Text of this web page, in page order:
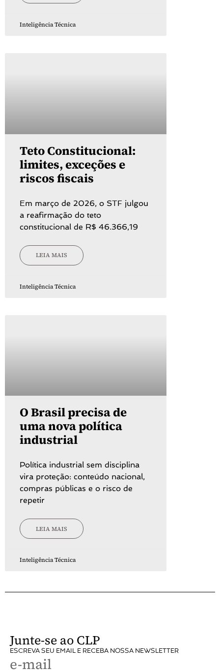
Inteligência Técnica
Teto Constitucional:
limites, exceções e
riscos fiscais
Em março de 2026, o STF julgou
a reafirmação do teto
constitucional de R$ 46.366,19
LEIA MAIS
Inteligência Técnica
O Brasil precisa de
uma nova política
industrial
Política industrial sem disciplina
vira proteção: conteúdo nacional,
compras públicas e o risco de
repetir
LEIA MAIS
Inteligência Técnica
Junte-se ao CLP
ESCREVA SEU EMAIL E RECEBA NOSSA NEWSLETTER
e-mail